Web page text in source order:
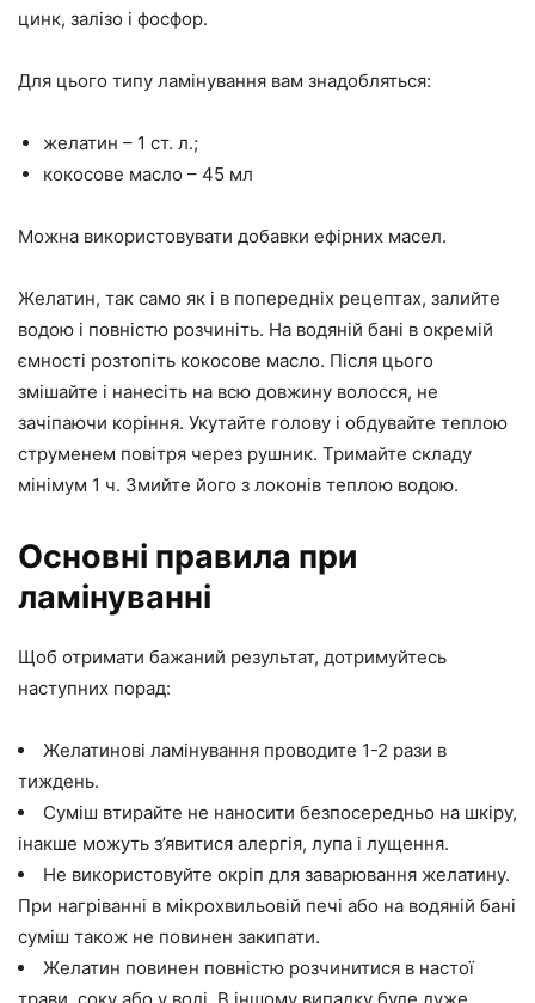
цинк, залізо і фосфор.
Для цього типу ламінування вам знадобляться:
желатин – 1 ст. л.;
кокосове масло – 45 мл
Можна використовувати добавки ефірних масел.
Желатин, так само як і в попередніх рецептах, залийте
водою і повністю розчиніть. На водяній бані в окремій
ємності розтопіть кокосове масло. Після цього
змішайте і нанесіть на всю довжину волосся, не
зачіпаючи коріння. Укутайте голову і обдувайте теплою
струменем повітря через рушник. Тримайте складу
мінімум 1 ч. Змийте його з локонів теплою водою.
Основні правила при
ламінуванні
Щоб отримати бажаний результат, дотримуйтесь
наступних порад:
Желатинові ламінування проводите 1-2 рази в
тиждень.
Суміш втирайте не наносити безпосередньо на шкіру,
інакше можуть з’явитися алергія, лупа і лущення.
Не використовуйте окріп для заварювання желатину.
При нагріванні в мікрохвильовій печі або на водяній бані
суміш також не повинен закипати.
Желатин повинен повністю розчинитися в настої